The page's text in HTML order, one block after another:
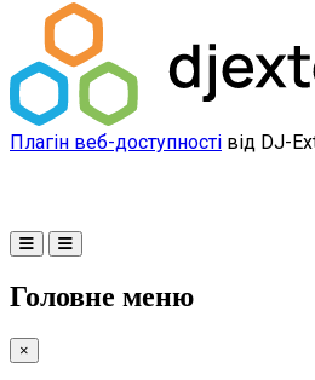
Плагін веб-доступності від DJ-
Головне меню
×